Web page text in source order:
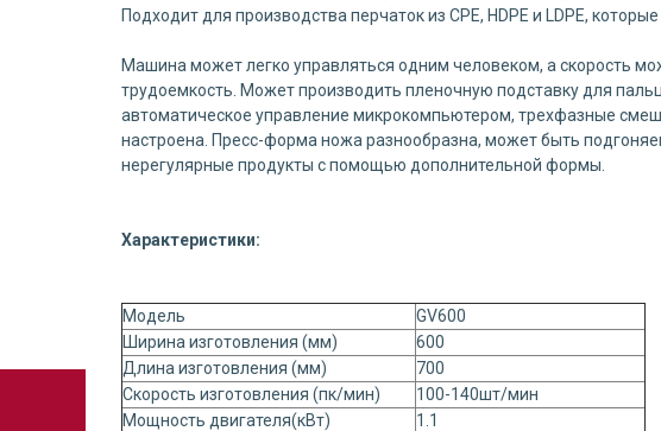
Подходит для производства перчаток из CPE, HDPE и LDPE,
Машина может легко управляться одним человеком, а скорость
трудоемкость. Может производить пленочную подставку для
автоматическое управление микрокомпьютером, трехфазные
настроена. Пресс-форма ножа разнообразна, может быть
нерегулярные продукты с помощью дополнительной формы.
Характеристики:
Модель
GV600
Ширина изготовления (мм)
600
Длина изготовления (мм)
700
Скорость изготовления (пк/мин)
100-140шт/мин
Мощность двигателя(кВт)
1.1